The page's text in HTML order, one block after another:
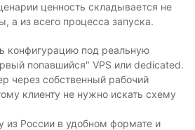
ценность складывается не
а из всего процесса запуска.
конфигурацию под реальную
попавшийся" VPS или dedicated.
через собственный рабочий
клиенту не нужно искать схему
из России в удобном формате и